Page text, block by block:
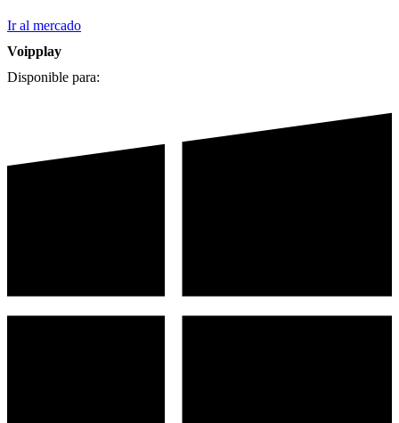
Ir al mercado
Voipplay
Disponible para: